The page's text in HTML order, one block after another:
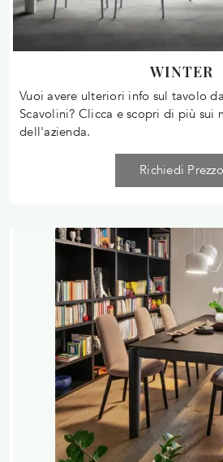
WINTER
Vuoi avere ulteriori info sul tavolo
Scavolini? Clicca e scopri di più
dell'azienda.
Richiedi Prezzo